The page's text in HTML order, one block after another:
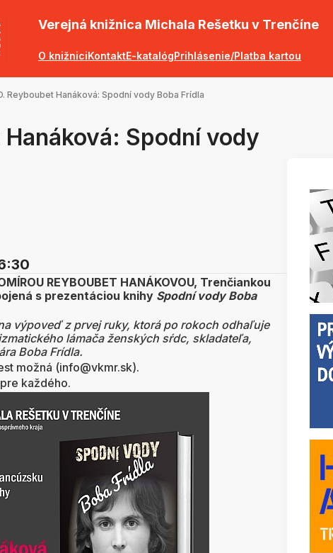
Verejná knižnica Michala Rešetku v Trenčíne
O knižniciKontaktE-katalógPrihlásenie/Platba kartou
Reyboubet Hanáková: Spodní vody Boba Frídla
Hanáková: Spodní vody
REYBOUBET HANÁKOVOU, Trenčiankou
s prezentáciou knihy Spodní vody Boba
výpoveď z prvej ruky, ktorá po rokoch odhaľuje
lámača ženských sŕdc, skladateľa,
Boba Frídla.
možná (info@vkmr.sk).
každého.